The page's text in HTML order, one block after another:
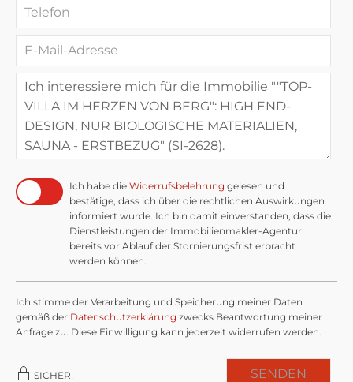
Ich habe die Widerrufsbelehrung gelesen und
bestätige, dass ich über die rechtlichen Auswirkungen
informiert wurde. Ich bin damit einverstanden, dass die
Dienstleistungen der Immobilienmakler-Agentur
bereits vor Ablauf der Stornierungsfrist erbracht
werden können.
Ich stimme der Verarbeitung und Speicherung meiner Daten
gemäß der Datenschutzerklärung zwecks Beantwortung meiner
Anfrage zu. Diese Einwilligung kann jederzeit widerrufen werden.
SICHER! SENDEN